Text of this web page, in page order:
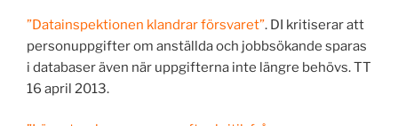
”Datainspektionen klandrar försvaret”. DI kritiserar att
personuppgifter om anställda och jobbsökande sparas
i databaser även när uppgifterna inte längre behövs. TT
16 april 2013.